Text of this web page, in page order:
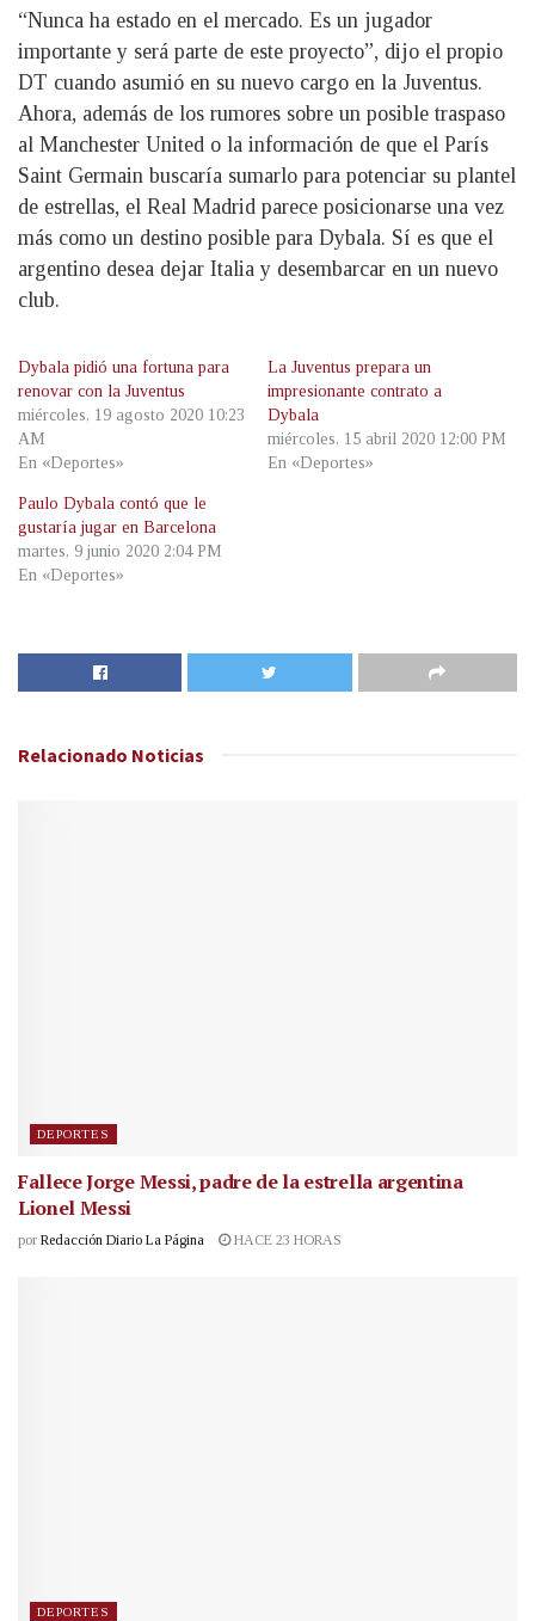
“Nunca ha estado en el mercado. Es un jugador
importante y será parte de este proyecto”, dijo el propio
DT cuando asumió en su nuevo cargo en la Juventus.
Ahora, además de los rumores sobre un posible traspaso
al Manchester United o la información de que el París
Saint Germain buscaría sumarlo para potenciar su plantel
de estrellas, el Real Madrid parece posicionarse una vez
más como un destino posible para Dybala. Sí es que el
argentino desea dejar Italia y desembarcar en un nuevo
club.
Dybala pidió una fortuna para
renovar con la Juventus
miércoles, 19 agosto 2020 10:23
AM
En «Deportes»
La Juventus prepara un
impresionante contrato a
Dybala
miércoles, 15 abril 2020 12:00 PM
En «Deportes»
Paulo Dybala contó que le
gustaría jugar en Barcelona
martes, 9 junio 2020 2:04 PM
En «Deportes»
Relacionado Noticias
DEPORTES
Fallece Jorge Messi, padre de la estrella argentina
Lionel Messi
por Redacción Diario La Página HACE 23 HORAS
DEPORTES